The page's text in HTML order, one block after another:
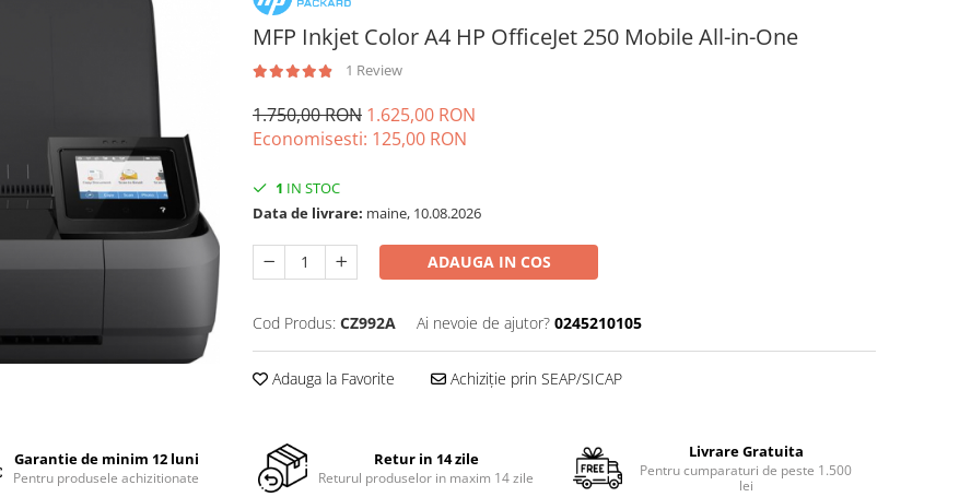
MFP Inkjet Color A4 HP OfficeJet 250 Mobile All-in-One
1 Review
1.750,00 RON 1.625,00 RON
Economisesti: 125,00 RON
1 IN STOC
Data de livrare: maine, 10.08.2026
ADAUGA IN COS
Cod Produs: CZ992A Ai nevoie de ajutor? 0245210105
Adauga la Favorite Achiziție prin SEAP/SICAP
Garantie de minim 12 luni
Pentru produsele achizitionate
Retur in 14 zile
Returul produselor in maxim 14 zile
Livrare Gratuita
Pentru cumparaturi de peste 1.500
lei